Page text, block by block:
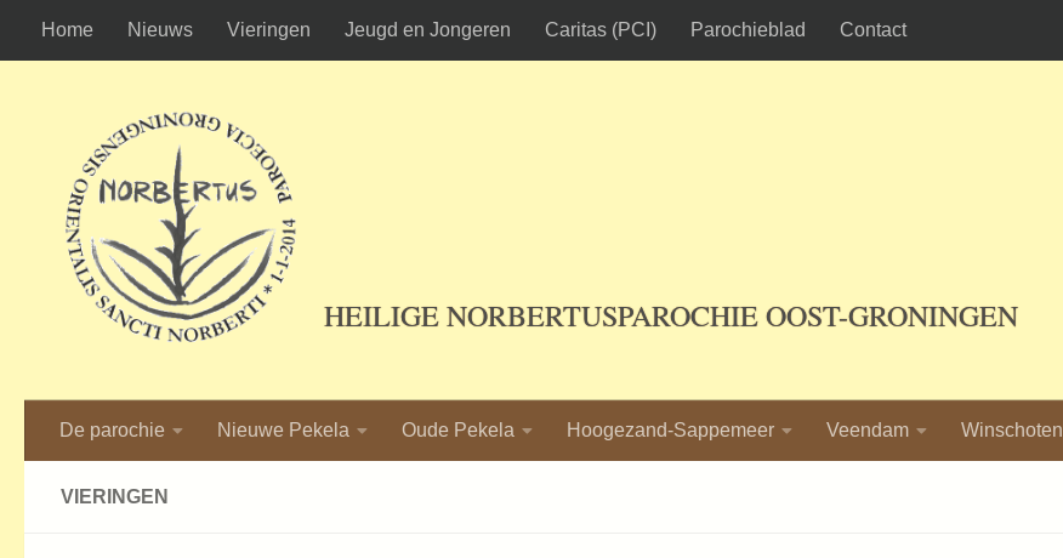
Ga naar de inhoud
Home Nieuws Vieringen Jeugd en Jongeren Caritas (PCI) Parochieblad Contact
HEILIGE NORBERTUSPAROCHIE OOST-GRONINGEN
De parochie Nieuwe Pekela Oude Pekela Hoogezand-Sappemeer Veendam Winschoten
VIERINGEN